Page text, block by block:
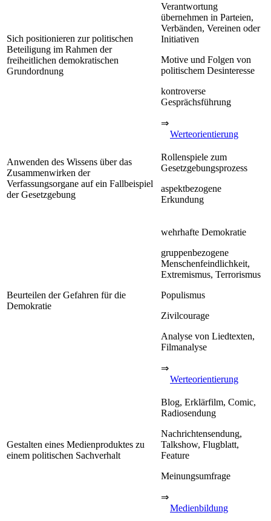
Sich positionieren zur politischen
Beteiligung im Rahmen der
freiheitlichen demokratischen
Grundordnung
Verantwortung
übernehmen in Parteien,
Verbänden, Vereinen oder
Initiativen
Motive und Folgen von
politischem Desinteresse
kontroverse
Gesprächsführung
⇒
Werteorientierung
Anwenden des Wissens über das
Zusammenwirken der
Verfassungsorgane auf ein Fallbeispiel
der Gesetzgebung
Rollenspiele zum
Gesetzgebungsprozess
aspektbezogene
Erkundung
Beurteilen der Gefahren für die
Demokratie
wehrhafte Demokratie
gruppenbezogene
Menschenfeindlichkeit,
Extremismus, Terrorismus
Populismus
Zivilcourage
Analyse von Liedtexten,
Filmanalyse
⇒
Werteorientierung
Gestalten eines Medienproduktes zu
einem politischen Sachverhalt
Blog, Erklärfilm, Comic,
Radiosendung
Nachrichtensendung,
Talkshow, Flugblatt,
Feature
Meinungsumfrage
⇒
Medienbildung